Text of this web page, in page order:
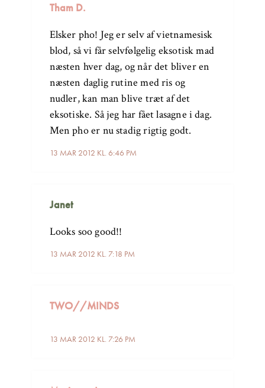
Tham D.
13 MAR 2012 KL. 6:46 PM
Elsker pho! Jeg er selv af vietnamesisk
blod, så vi får selvfølgelig eksotisk mad
næsten hver dag, og når det bliver en
næsten daglig rutine med ris og
nudler, kan man blive træt af det
eksotiske. Så jeg har fået lasagne i dag.
Men pho er nu stadig rigtig godt.
Janet
13 MAR 2012 KL. 7:18 PM
Looks soo good!!
TWO//MINDS
13 MAR 2012 KL. 7:26 PM